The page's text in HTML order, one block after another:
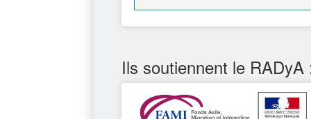
Ils soutiennent le RADyA